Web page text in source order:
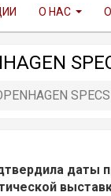
О НАС
даты